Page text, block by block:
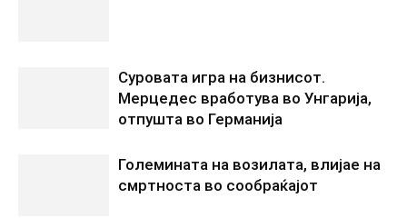
Суровата игра на бизнисот.
Мерцедес вработува во Унгарија,
отпушта во Германија
Големината на возилата, влијае на
смртноста во сообраќајот